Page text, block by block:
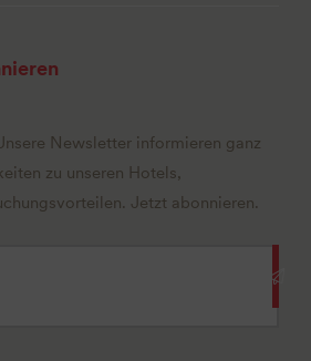
Newsletter informieren ganz
zu unseren Hotels,
Jetzt abonnieren.